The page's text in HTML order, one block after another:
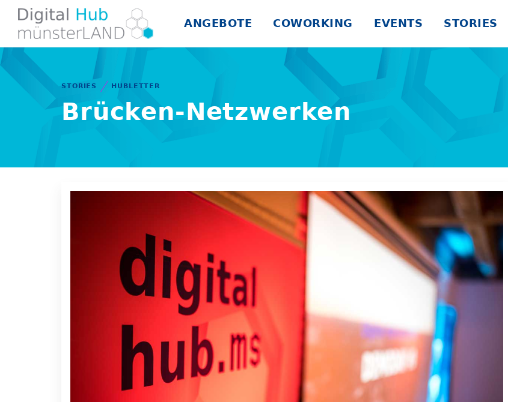
ANGEBOTE COWORKING EVENTS STORIES
STORIES HUBLETTER
Brücken-Netzwerken
18.02.2021 vor 5 Jahren
Hub gehört, dass...
21.01.2021 vor 5 Jahren
Neustart auf digitalhub.ms